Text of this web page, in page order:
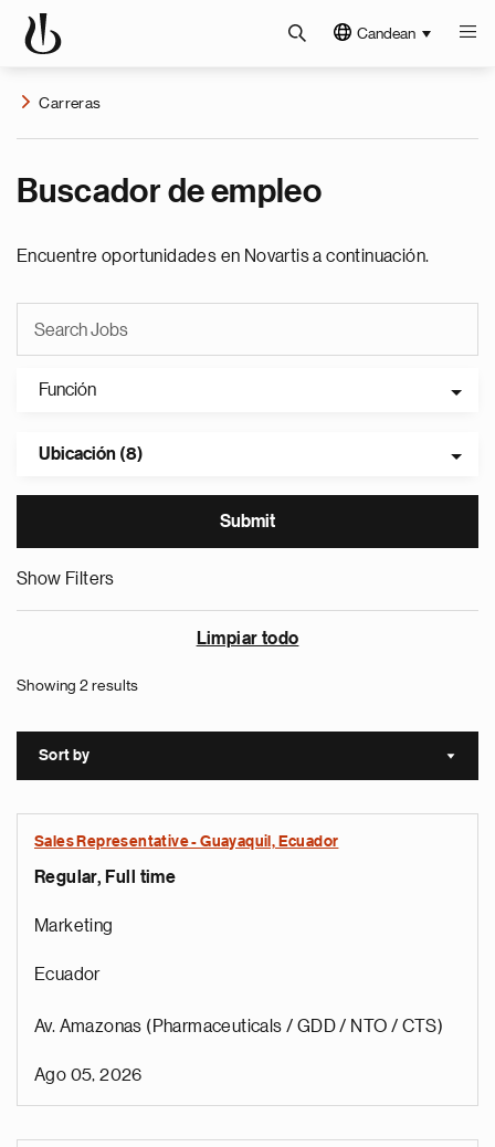
Candean
Carreras
Buscador de empleo
Encuentre oportunidades en Novartis a continuación.
Función
Ubicación (8)
Show Filters
Limpiar todo
Showing 2 results
Sort by Sort
Sales Representative - Guayaquil, Ecuador
Regular, Full time
Marketing
Ecuador
Av. Amazonas (Pharmaceuticals / GDD / NTO / CTS)
Ago 05, 2026